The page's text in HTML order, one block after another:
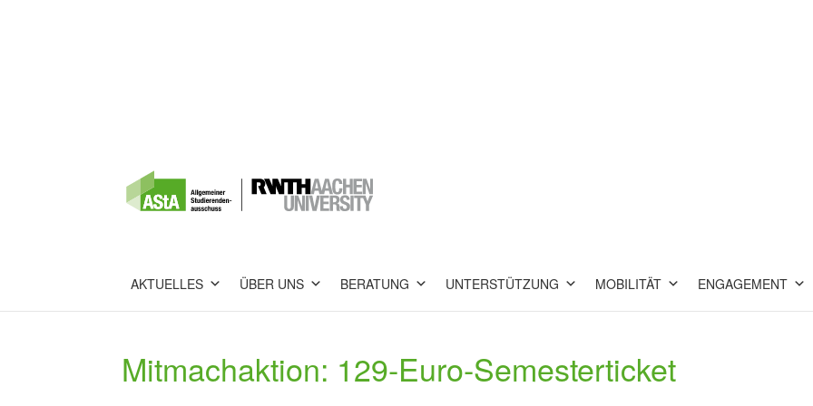
AKTUELLES ÜBER UNS BERATUNG UNTERSTÜTZUNG MOBILITÄT ENGAGEMENT
Mitmachaktion: 129-Euro-Semesterticket